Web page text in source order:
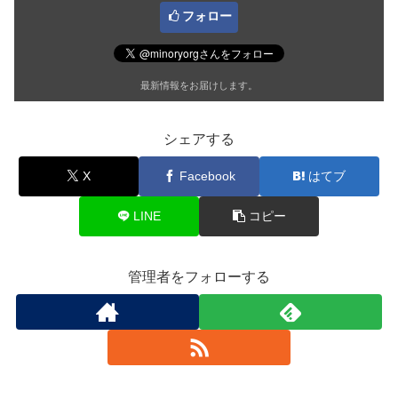
フォロー
最新情報をお届けします。
シェアする
X Facebook はてブ
LINE コピー
管理者をフォローする